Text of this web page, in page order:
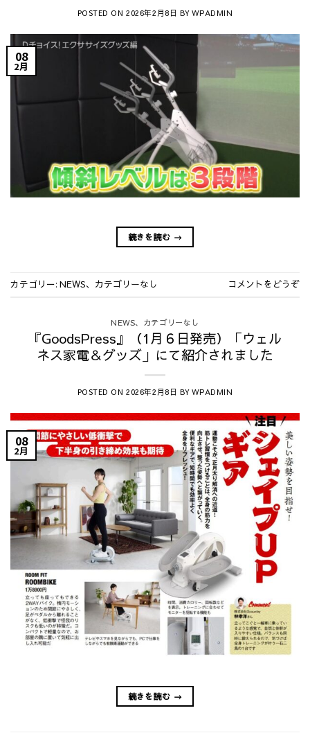
POSTED ON2026年2月8日 BYWPADMIN
08
2月
続きを読む →
カテゴリー: NEWS、 カテゴリーなし コメントをどうぞ
NEWS、 カテゴリーなし
『GoodsPress』（1月６日発売）「ウェル
ネス家電＆グッズ」にて紹介されました
POSTED ON2026年2月8日 BYWPADMIN
08
2月
続きを読む →